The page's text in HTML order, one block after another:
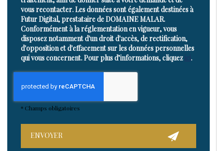
vous recontacter. Les données sont également destinées à
Futur Digital, prestataire de DOMAINE MALAR.
Conformément à la réglementation en vigueur, vous
disposez notamment d'un droit d'accès, de rectification,
d'opposition et d'effacement sur les données personnelles
qui vous concernent. Pour plus d’informations, cliquez
.
* Champs obligatoires